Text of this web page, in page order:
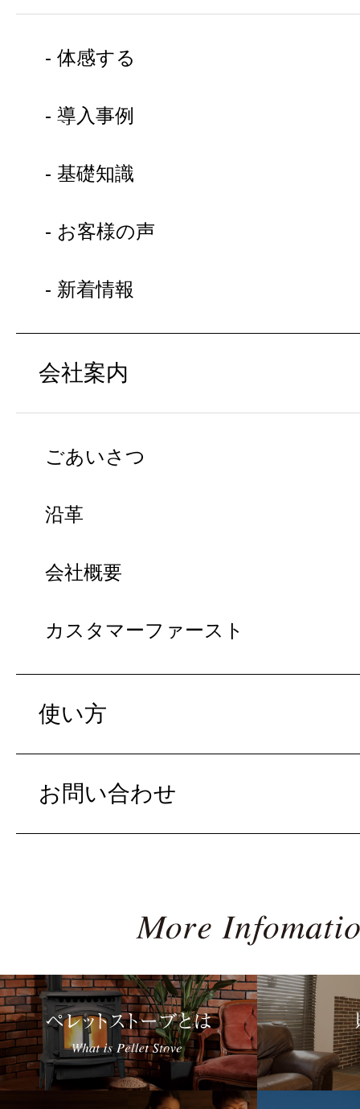
- 体感する
- 導入事例
- 基礎知識
- お客様の声
- 新着情報
会社案内
ごあいさつ
沿革
会社概要
カスタマーファースト
使い方
お問い合わせ